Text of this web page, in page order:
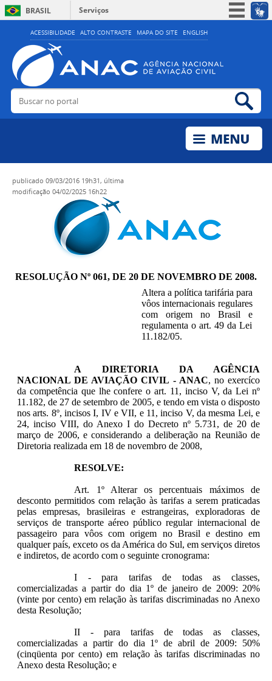
ACESSIBILIDADE ALTO CONTRASTE MAPA DO SITE ENGLISH
BRASIL
Serviços
Simplifique!
Acesso à informação
Legislação
Buscar no portal
publicado 09/03/2016 19h31, última
modificação 04/02/2025 16h22
RESOLUÇÃO Nº 061, DE 20 DE NOVEMBRO DE 2008.
Altera a política tarifária para
vôos internacionais regulares
com origem no Brasil e
regulamenta o art. 49 da Lei
11.182/05.
A DIRETORIA DA AGÊNCIA
NACIONAL DE AVIAÇÃO CIVIL - ANAC, no exercíco
da competência que lhe confere o art. 11, inciso V, da Lei nº
11.182, de 27 de setembro de 2005, e tendo em vista o disposto
nos arts. 8º, incisos I, IV e VII, e 11, inciso V, da mesma Lei, e
24, inciso VIII, do Anexo I do Decreto nº 5.731, de 20 de
março de 2006, e considerando a deliberação na Reunião de
Diretoria realizada em 18 de novembro de 2008,
RESOLVE:
Art. 1º Alterar os percentuais máximos de
desconto permitidos com relação às tarifas a serem praticadas
pelas empresas, brasileiras e estrangeiras, exploradoras de
serviços de transporte aéreo público regular internacional de
passageiro para vôos com origem no Brasil e destino em
qualquer país, exceto os da América do Sul, em serviços diretos
e indiretos, de acordo com o seguinte cronograma:
I - para tarifas de todas as classes,
comercializadas a partir do dia 1º de janeiro de 2009: 20%
(vinte por cento) em relação às tarifas discriminadas no Anexo
desta Resolução;
II - para tarifas de todas as classes,
comercializadas a partir do dia 1º de abril de 2009: 50%
(cinqüenta por cento) em relação às tarifas discriminadas no
Anexo desta Resolução; e